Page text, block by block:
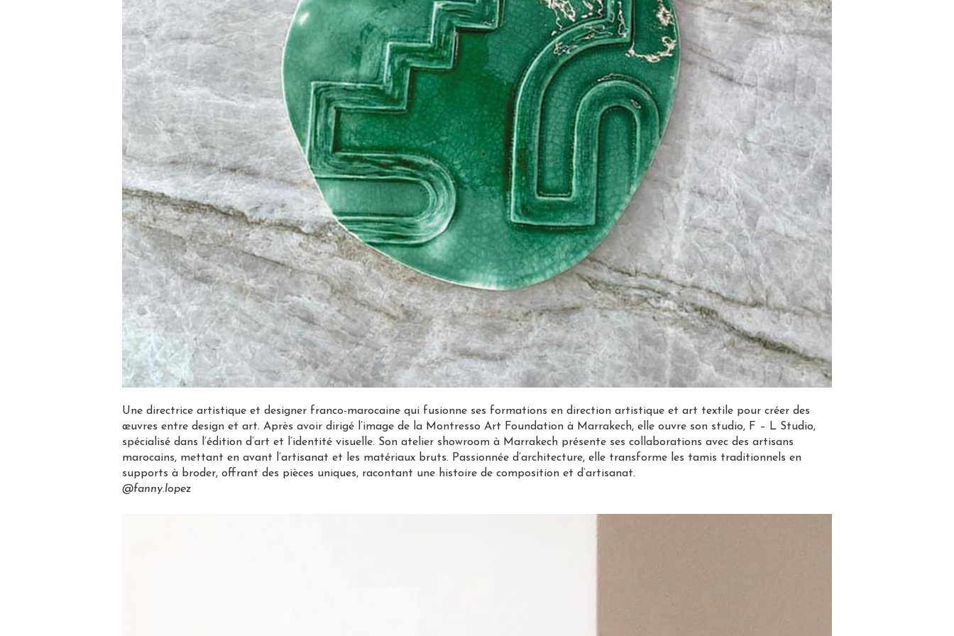
Une directrice artistique et designer franco-marocaine qui fusionne ses formations en direction artistique et art textile pour créer des
œuvres entre design et art. Après avoir dirigé l’image de la Montresso Art Foundation à Marrakech, elle ouvre son studio, F – L Studio,
spécialisé dans l’édition d’art et l’identité visuelle. Son atelier showroom à Marrakech présente ses collaborations avec des artisans
marocains, mettant en avant l’artisanat et les matériaux bruts. Passionnée d’architecture, elle transforme les tamis traditionnels en
supports à broder, offrant des pièces uniques, racontant une histoire de composition et d’artisanat.
@fanny.lopez